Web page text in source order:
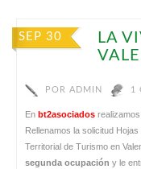
SEP 30
LA
POR ADMIN 1
En bt2asociados
Rellenamos la solicitud
Territorial de Turismo en
segunda ocupación y le